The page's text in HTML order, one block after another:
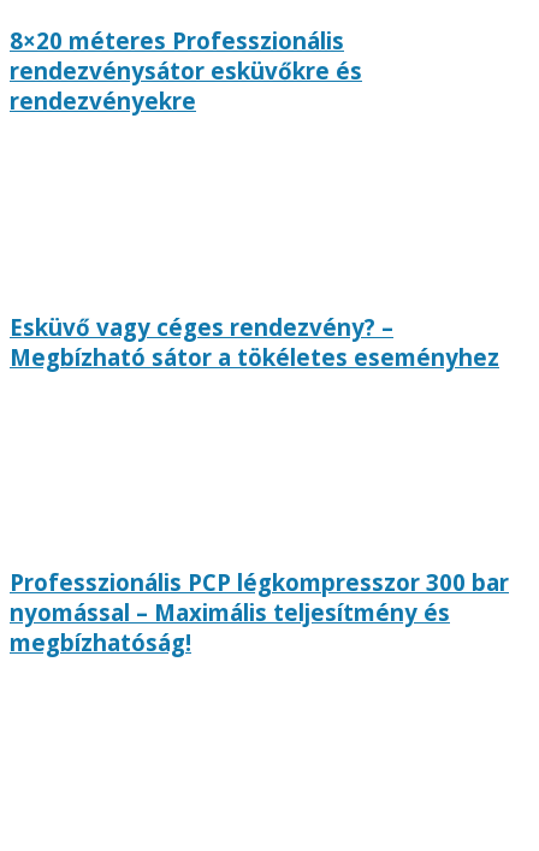
8×20 méteres Professzionális
rendezvénysátor esküvőkre és
rendezvényekre
Esküvő vagy céges rendezvény? –
Megbízható sátor a tökéletes eseményhez
Professzionális PCP légkompresszor 300 bar
nyomással – Maximális teljesítmény és
megbízhatóság!